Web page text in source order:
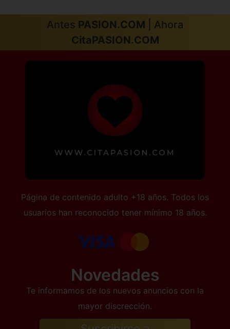
Antes PASION.COM | Ahora
CitaPASION.COM
Página de contenido adulto +18 años. Todos los
usuarios han reconocido tener mínimo 18 años.
Novedades
Te informamos de los nuevos anuncios con la
mayor discrección.